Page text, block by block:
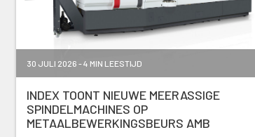
30 JULI 2026 - 4 MIN LEESTIJD
INDEX TOONT NIEUWE MEERASSIGE
SPINDELMACHINES OP
METAALBEWERKINGSBEURS AMB